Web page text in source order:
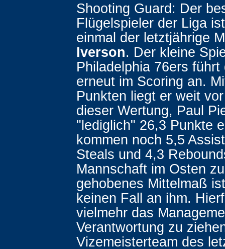
Shooting Guard: Der
Flügelspieler der Liga
einmal der letztjährige
Iverson. Der kleine
Philadelphia 76ers führt
erneut im Scoring an.
Punkten liegt er weit
dieser Wertung, Paul
"lediglich" 26,3 Punkte
kommen noch 5,5
Steals und 4,3
Mannschaft im Osten
gehobenes Mittelmaß
keinen Fall an ihm.
vielmehr das
Verantwortung zu
Vizemeisterteam des